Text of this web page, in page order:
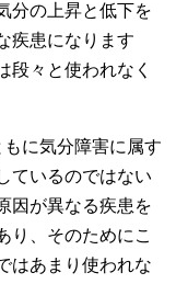
分の上昇と低下を
疾患になります
段々と使われなく
に気分障害に属す
ているのではない
因が異なる疾患を
り、そのためにこ
はあまり使われな